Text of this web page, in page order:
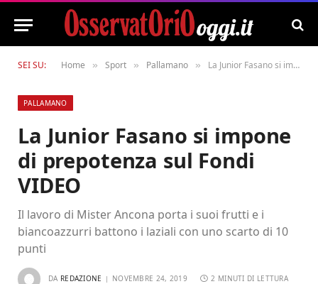
SEI SU: Home » Sport » Pallamano » La Junior Fasano si impone di prepotenza sul Fondi VIDEO
PALLAMANO
La Junior Fasano si impone
di prepotenza sul Fondi
VIDEO
Il lavoro di Mister Ancona porta i suoi frutti e i
biancoazzurri battono i laziali con uno scarto di 10
punti
DA REDAZIONE NOVEMBRE 24, 2019 2 MINUTI DI LETTURA